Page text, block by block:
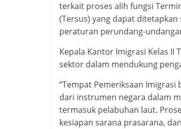
terkait proses alih fungsi
(Tersus) yang dapat ditetapkan
peraturan perundang-
Kepala Kantor Imigrasi Kelas II
sektor dalam mendukung
“Tempat Pemeriksaan
dari instrumen negara dalam
termasuk pelabuhan laut.
kesiapan sarana prasarana,